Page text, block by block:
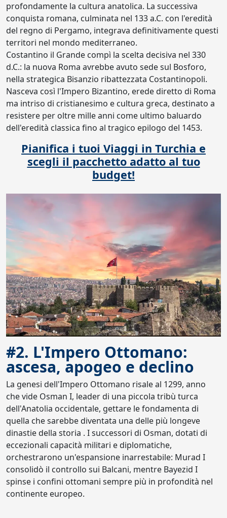
profondamente la cultura anatolica. La successiva
conquista romana, culminata nel 133 a.C. con l'eredità
del regno di Pergamo, integrava definitivamente questi
territori nel mondo mediterraneo.
Costantino il Grande compì la scelta decisiva nel 330
d.C.: la nuova Roma avrebbe avuto sede sul Bosforo,
nella strategica Bisanzio ribattezzata Costantinopoli.
Nasceva così l'Impero Bizantino, erede diretto di Roma
ma intriso di cristianesimo e cultura greca, destinato a
resistere per oltre mille anni come ultimo baluardo
dell'eredità classica fino al tragico epilogo del 1453.
Pianifica i tuoi Viaggi in Turchia e
scegli il pacchetto adatto al tuo
budget!
#2. L'Impero Ottomano:
ascesa, apogeo e declino
La genesi dell'Impero Ottomano risale al 1299, anno
che vide Osman I, leader di una piccola tribù turca
dell'Anatolia occidentale, gettare le fondamenta di
quella che sarebbe diventata una delle più longeve
dinastie della storia . I successori di Osman, dotati di
eccezionali capacità militari e diplomatiche,
orchestrarono un'espansione inarrestabile: Murad I
consolidò il controllo sui Balcani, mentre Bayezid I
spinse i confini ottomani sempre più in profondità nel
continente europeo.